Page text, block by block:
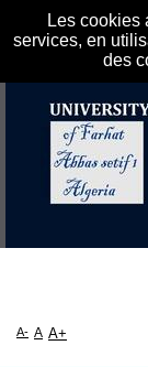
Les cookies
services, en
des
العلوم
A- A A+